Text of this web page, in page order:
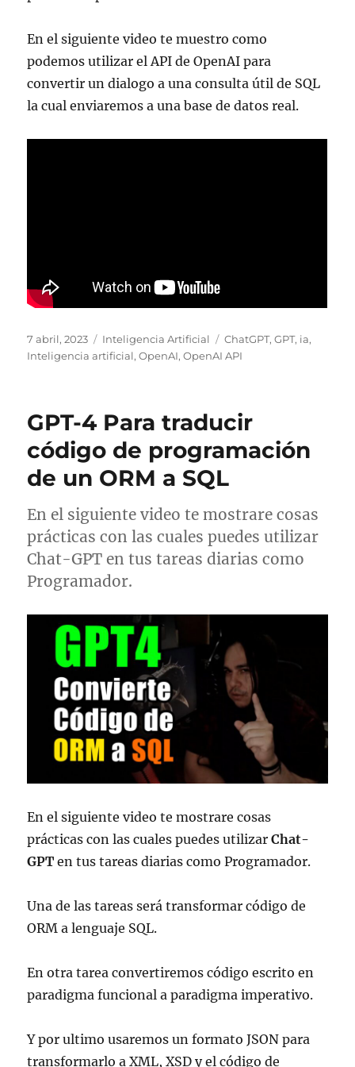
En el siguiente video te muestro como
podemos utilizar el API de OpenAI para
convertir un dialogo a una consulta útil de SQL
la cual enviaremos a una base de datos real.
Publicado
el
7 abril, 2023 Categorías
Inteligencia Artificial Etiquetas
ChatGPT,GPT, ia,
Inteligencia artificial,OpenAI,OpenAI API
GPT-4 Para traducir
código de programación
de un ORM a SQL
En el siguiente video te mostrare cosas
prácticas con las cuales puedes utilizar
Chat-GPT en tus tareas diarias como
Programador.
En el siguiente video te mostrare cosas
prácticas con las cuales puedes utilizarChat-
GPT en tus tareas diarias como Programador.
Una de las tareas será transformar código de
ORM a lenguaje SQL.
En otra tarea convertiremos código escrito en
paradigma funcional a paradigma imperativo.
Y por ultimo usaremos un formato JSON para
transformarlo a XML, XSD y el código de